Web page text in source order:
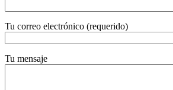
Tu correo electrónico (requerido)
Tu mensaje